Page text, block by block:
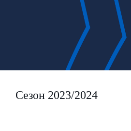
Сезон 2023/2024